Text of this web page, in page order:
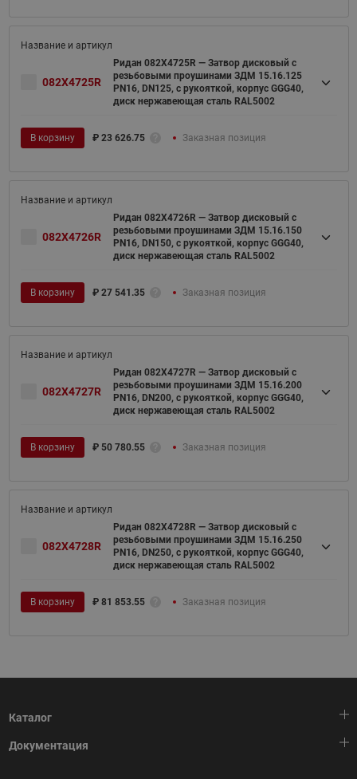
082X4725R
Ридан 082X4725R — Затвор дисковый с
резьбовыми проушинами ЗДМ 15.16.125
PN16, DN125, с рукояткой, корпус GGG40,
диск нержавеющая сталь RAL5002
В корзину ₽ 23 626.75 Заказная позиция
082X4726R
Ридан 082X4726R — Затвор дисковый с
резьбовыми проушинами ЗДМ 15.16.150
PN16, DN150, с рукояткой, корпус GGG40,
диск нержавеющая сталь RAL5002
В корзину ₽ 27 541.35 Заказная позиция
082X4727R
Ридан 082X4727R — Затвор дисковый с
резьбовыми проушинами ЗДМ 15.16.200
PN16, DN200, с рукояткой, корпус GGG40,
диск нержавеющая сталь RAL5002
В корзину ₽ 50 780.55 Заказная позиция
082X4728R
Ридан 082X4728R — Затвор дисковый с
резьбовыми проушинами ЗДМ 15.16.250
PN16, DN250, с рукояткой, корпус GGG40,
диск нержавеющая сталь RAL5002
В корзину ₽ 81 853.55 Заказная позиция
Каталог
Тепловая автоматика
Документация